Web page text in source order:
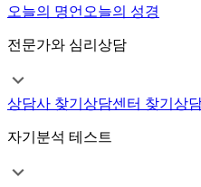
오늘의 명언 오늘의 성경
전문가와 심리상담
상담사 찾기 상담센터 찾기 상
자기분석 테스트